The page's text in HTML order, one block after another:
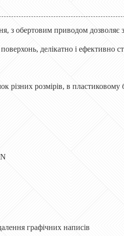
з обертовим приводом дозволяє
делікатно і ефективно
різних розмірів, в пластиковому
написів